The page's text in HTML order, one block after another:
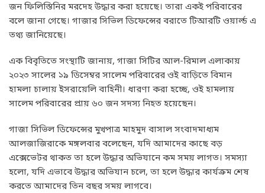
জন ফিলিস্তিনির মরদেহ উদ্ধার করা হয়েছে। তারা একই পরিবারের
বলে জানা গেছে। গাজার সিভিল ডিফেন্সের বরাতে টিআরটি ওয়ার্ল্ড এ
তথ্য জানিয়েছে।
এক বিবৃতিতে সংস্থাটি জানায়, গাজা সিটির আল-রিমাল এলাকায়
২০২৩ সালের ১৯ ডিসেম্বর সালেম পরিবারের ওই বাড়িতে বিমান
হামলা চালায় ইসরায়েলি বাহিনী। ধারণা করা হচ্ছে, ওই হামলায়
সালেম পরিবারের প্রায় ৬০ জন সদস্য নিহত হয়েছেন।
গাজা সিভিল ডিফেন্সের মুখপাত্র মাহমুদ বাসাল সংবাদমাধ্যম
আলজাজিরাকে মঙ্গলবার বলেছেন, যদি আমাদের কাছে বড়
এক্সেভেটর থাকত তা হলে উদ্ধার অভিযানে কম সময় লাগত। সমস্যা
হলো, যদি এভাবে উদ্ধার অভিযান চলে, তা হলে উদ্ধার কার্যক্রম শেষ
করতে আমাদের তিন বছর সময় লাগবে।